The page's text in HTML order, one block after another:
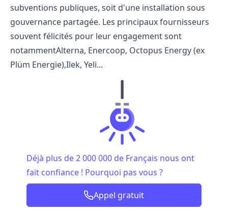
subventions publiques, soit d'une installation sous
gouvernance partagée. Les principaux fournisseurs
souvent félicités pour leur engagement sont
notammentAlterna, Enercoop, Octopus Energy (ex
Plüm Energie),Ilek, Yeli...
Déjà plus de 2 000 000 de Français nous ont
fait confiance ! Pourquoi pas vous ?
Appel gratuit